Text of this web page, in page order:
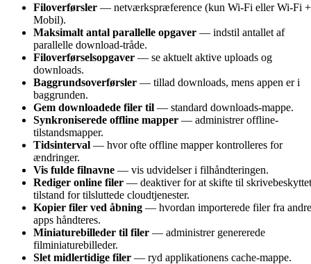
Filoverførsler — netværkspræference (kun Wi-Fi eller Wi-Fi +
Mobil).
Maksimalt antal parallelle opgaver — indstil antallet af
parallelle download-tråde.
Filoverførselsopgaver — se aktuelt aktive uploads og
downloads.
Baggrundsoverførsler — tillad downloads, mens appen er i
baggrunden.
Gem downloadede filer til — standard downloads-mappe.
Synkroniserede offline mapper — administrer offline-
tilstandsmapper.
Tidsinterval — hvor ofte offline mapper kontrolleres for
ændringer.
Vis fulde filnavne — vis udvidelser i filhåndteringen.
Rediger online filer — deaktiver for at skifte til skrivebeskyttet
tilstand for tilsluttede cloudtjenester.
Kopier filer ved åbning — hvordan importerede filer fra andre
apps håndteres.
Miniaturebilleder til filer — administrer genererede
filminiaturebilleder.
Slet midlertidige filer — ryd applikationens cache-mappe.